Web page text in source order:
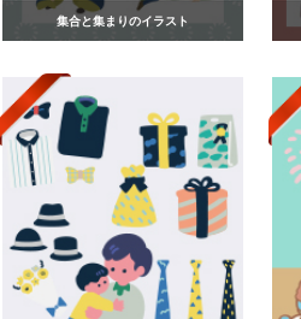
集合と集まりのイラスト